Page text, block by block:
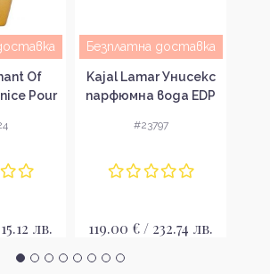
Of
Pour
EDP
лв.
Безплатна доставка
Kajal Lamar Унисекс
парфюмна вода EDP
#23797
119.00 € / 232.74 лв.